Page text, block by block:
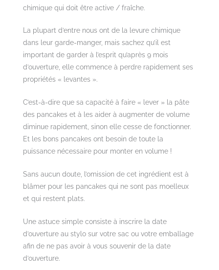
chimique qui doit être active / fraîche.
La plupart d’entre nous ont de la levure chimique
dans leur garde-manger, mais sachez qu’il est
important de garder à l’esprit qu’après 9 mois
d’ouverture, elle commence à perdre rapidement ses
propriétés « levantes ».
C’est-à-dire que sa capacité à faire « lever » la pâte
des pancakes et à les aider à augmenter de volume
diminue rapidement, sinon elle cesse de fonctionner.
Et les bons pancakes ont besoin de toute la
puissance nécessaire pour monter en volume !
Sans aucun doute, l’omission de cet ingrédient est à
blâmer pour les pancakes qui ne sont pas moelleux
et qui restent plats.
Une astuce simple consiste à inscrire la date
d’ouverture au stylo sur votre sac ou votre emballage
afin de ne pas avoir à vous souvenir de la date
d’ouverture.